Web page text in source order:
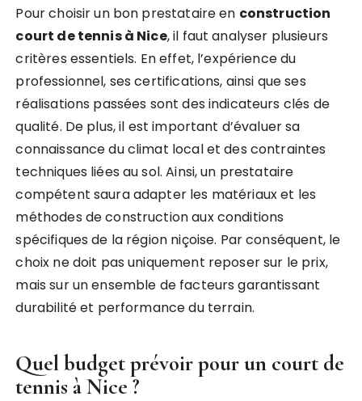
Pour choisir un bon prestataire en construction
court de tennis à Nice, il faut analyser plusieurs
critères essentiels. En effet, l’expérience du
professionnel, ses certifications, ainsi que ses
réalisations passées sont des indicateurs clés de
qualité. De plus, il est important d’évaluer sa
connaissance du climat local et des contraintes
techniques liées au sol. Ainsi, un prestataire
compétent saura adapter les matériaux et les
méthodes de construction aux conditions
spécifiques de la région niçoise. Par conséquent, le
choix ne doit pas uniquement reposer sur le prix,
mais sur un ensemble de facteurs garantissant
durabilité et performance du terrain.
Quel budget prévoir pour un court de
tennis à Nice ?